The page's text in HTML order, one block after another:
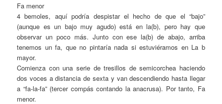
Fa menor
4 bemoles, aquí podría despistar el hecho de que el “bajo”
(aunque es un bajo muy agudo) está en la(b), pero hay que
observar un poco más. Junto con ese la(b) de abajo, arriba
tenemos un fa, que no pintaría nada si estuviéramos en La b
mayor.
Comienza con una serie de tresillos de semicorchea haciendo
dos voces a distancia de sexta y van descendiendo hasta llegar
a “fa-la-fa” (tercer compás contando la anacrusa). Por tanto, Fa
menor.